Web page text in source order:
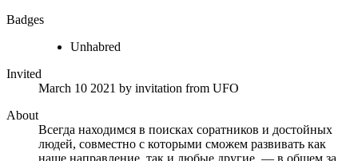
Badges
Unhabred
Invited
March 10 2021 by invitation from UFO
About
Всегда находимся в поисках соратников и достойных
людей, совместно с которыми сможем развивать как
наше направление, так и любые другие, — в общем за